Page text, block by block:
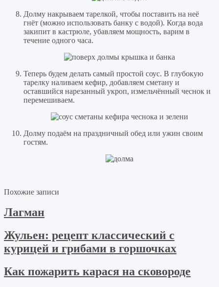
Долму накрываем тарелкой, чтобы поставить на неё
гнёт (можно использовать банку с водой). Когда вода
закипит в кастрюле, убавляем мощность, варим в
течение одного часа.
Теперь будем делать самый простой соус. В глубокую
тарелку наливаем кефир, добавляем сметану и
оставшийся нарезанный укроп, измельчённый чеснок и
перемешиваем.
Долму подаём на праздничный обед или ужин своим
гостям.
Похожие записи
Лагман
Жульен: рецепт классический с
курицей и грибами в горшочках
Как пожарить карася на сковороде